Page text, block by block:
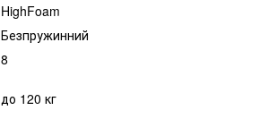
HighFoam
Безпружинний
8
до 120 кг